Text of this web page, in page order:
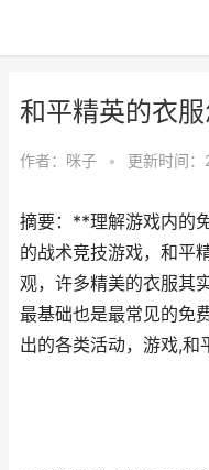
和平精英的衣
作者： 咪子 • 更新时间
摘要：**理解游戏内的
的战术竞技游戏，和平
观，许多精美的衣服其
最基础也是最常见的免
出的各类活动，游戏,和